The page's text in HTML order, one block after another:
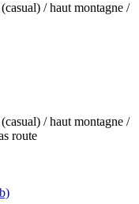
/ haut montagne /
/ haut montagne /
route